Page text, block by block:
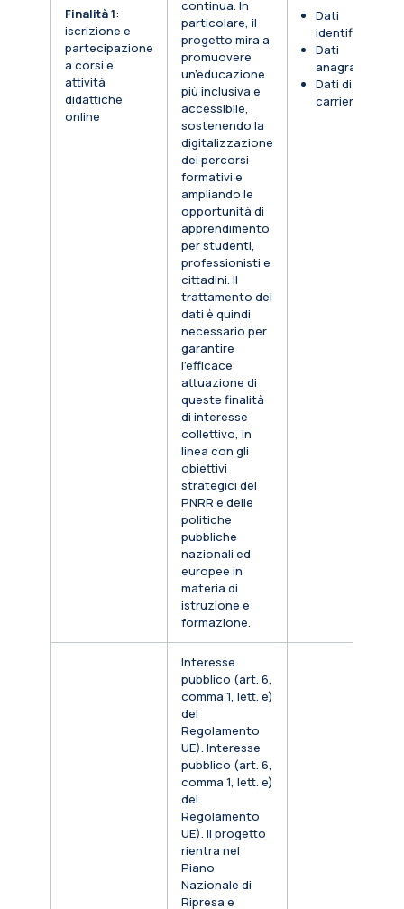
Finalità 1:
iscrizione e
partecipazione
a corsi e
attività
didattiche
online
continua. In
particolare, il
progetto mira a
promuovere
un’educazione
più inclusiva e
accessibile,
sostenendo la
digitalizzazione
dei percorsi
formativi e
ampliando le
opportunità di
apprendimento
per studenti,
professionisti e
cittadini. Il
trattamento dei
dati è quindi
necessario per
garantire
l’efficace
attuazione di
queste finalità
di interesse
collettivo, in
linea con gli
obiettivi
strategici del
PNRR e delle
politiche
pubbliche
nazionali ed
europee in
materia di
istruzione e
formazione.
Dati
identificativi
Dati
anagrafici
Dati di
carriera
Interesse
pubblico (art. 6,
comma 1, lett. e)
del
Regolamento
UE). Interesse
pubblico (art. 6,
comma 1, lett. e)
del
Regolamento
UE). Il progetto
rientra nel
Piano
Nazionale di
Ripresa e